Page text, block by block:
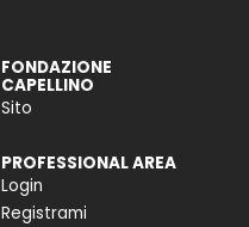
FONDAZIONE
CAPELLINO
Sito
PROFESSIONAL AREA
Login
Registrami